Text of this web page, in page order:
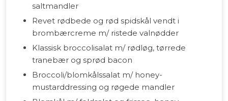
saltmandler
Revet rødbede og rød spidskål vendt i
brombærcreme m/ ristede valnødder
Klassisk broccolisalat m/ rødløg, tørrede
tranebær og sprød bacon
Broccoli/blomkålssalat m/ honey-
mustarddressing og røgede mandler